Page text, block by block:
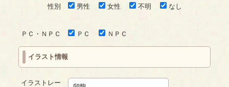
性別 男性 女性 不明 なし
ＰＣ・ＮＰＣ ＰＣ ＮＰＣ
イラスト情報
イラストレー